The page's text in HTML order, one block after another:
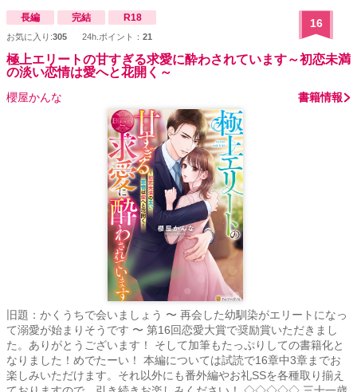
長編 完結 R18
お気に入り:305 24h.ポイント： 21
16
極上エリートの甘すぎる求愛に酔わされています～初恋未満
の淡い恋情は愛へと花開く～
櫻屋かんな 書籍情報
旧題：かくうちで会いましょう 〜 再会した幼馴染がエリートになっ
て溺愛が始まりそうです 〜 第16回恋愛大賞で奨励賞いただきまし
た。ありがとうございます！ そして加筆もたっぷりしての書籍化と
なりました！めでたーい！ 本編については試読で16章中3章までお
楽しみいただけます。それ以外にも番外編やお礼SSを各種取り揃え